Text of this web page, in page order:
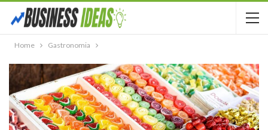
Home Gastronomia